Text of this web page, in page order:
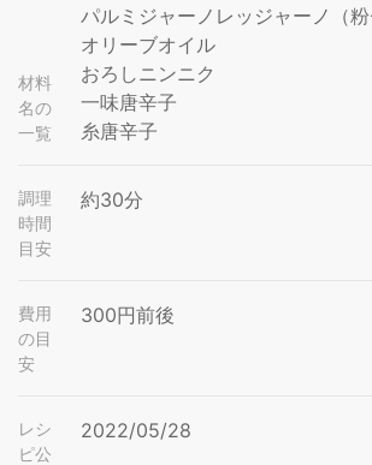
材料
名の
一覧
パルミジャーノレッジャーノ（粉
オリーブオイル
おろしニンニク
一味唐辛子
糸唐辛子
調理
時間
目安
約30分
費用
の目
安
300円前後
レシ
ピ公
2022/05/28